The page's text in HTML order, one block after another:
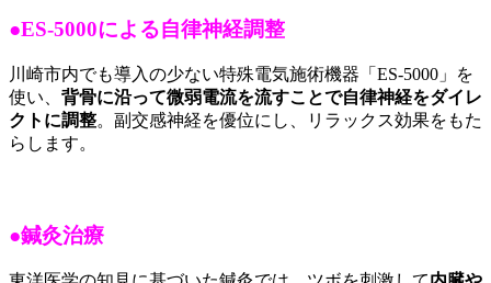
●ES-5000による自律神経調整
川崎市内でも導入の少ない特殊電気施術機器「ES-5000」を
使い、 背骨に沿って微弱電流を流すことで自律神経をダイレ
クトに調整。副交感神経を優位にし、リラックス効果をもた
らします。
●鍼灸治療